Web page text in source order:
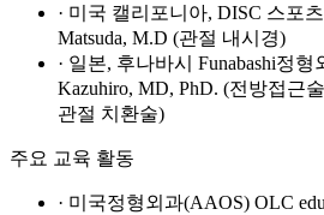
· 미국 캘리포니아, DISC 스포
Matsuda, M.D (관절 내시경)
· 일본, 후나바시 Funabashi정형
Kazuhiro, MD, PhD. (전방접근
관절 치환술)
주요 교육 활동
· 미국정형외과(AAOS) OLC